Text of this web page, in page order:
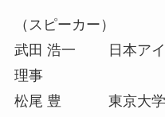
（スピーカー）
武田 浩一 日本アイ
理事
松尾 豊 東京大学